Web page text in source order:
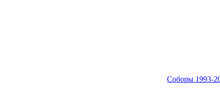
Соборы 1993-